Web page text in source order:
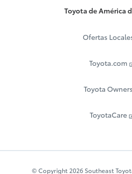
Toyota de América
Ofertas
Toyota.com
Toyota Owners
ToyotaCare
© Copyright 2026 Southeast